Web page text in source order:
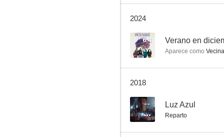
2024
6.4 Verano en
Aparece como Vecina
2018
-- Luz Azul
Reparto